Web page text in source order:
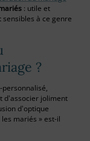
: utile et
à ce genre
?
d'associer joliment
d'optique
mariés » est-il